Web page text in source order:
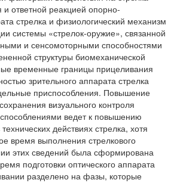
и ответной реакцией опорно-
стрелка и физиологический механизм
системы «стрелок-оружие», связанной
и сенсомоторными способностями
структуры биомеханической
временные границы прицеливания
зрительного аппарата стрелка
приспособления. Повышение
визуального контроля
ведет к повышению
действиях стрелка, хотя
время выполнения стрелкового
этих сведений была сформирована
подготовки оптического аппарата
разделено на фазы, которые